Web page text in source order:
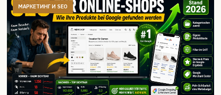
МАРКЕТИНГ И SEO